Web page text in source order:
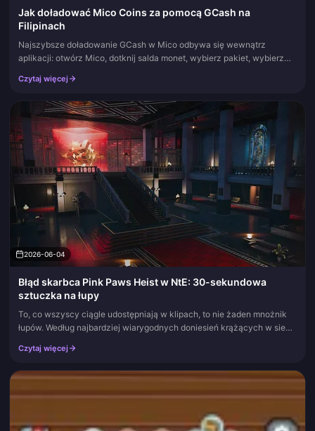
Jak doładować Mico Coins za pomocą GCash na
Filipinach
Najszybsze doładowanie GCash w Mico odbywa się wewnątrz
aplikacji: otwórz Mico, dotknij salda monet, wybierz pakiet, wybierz
w czas...
Czytaj więcej
2026-06-04
Błąd skarbca Pink Paws Heist w NtE: 30-sekundowa
sztuczka na łupy
To, co wszyscy ciągle udostępniają w klipach, to nie żaden mnożnik
łupów. Według najbardziej wiarygodnych doniesień krążących w sieci,
Czytaj więcej